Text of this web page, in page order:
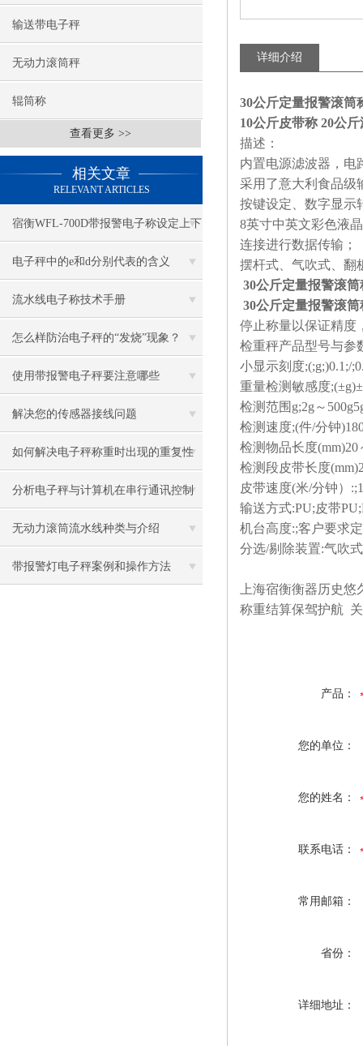
输送带电子秤
无动力滚筒秤
辊筒称
查看更多 >>
相关文章
RELEVANT ARTICLES
宿衡WFL-700D带报警电子称设定上下
限
电子秤中的e和d分别代表的含义
流水线电子称技术手册
怎么样防治电子秤的“发烧”现象？
使用带报警电子秤要注意哪些
解决您的传感器接线问题
如何解决电子秤称重时出现的重复性
误差
分析电子秤与计算机在串行通讯控制
中的运用
无动力滚筒流水线种类与介绍
带报警灯电子秤案例和操作方法
详细介绍
30公斤定量报警滚筒
10公斤皮带称 20公
描述：
内置电源滤波器，电
采用了意大利食品级
按键设定、数字显示
8英寸中英文彩色液
连接进行数据传输；
摆杆式、气吹式、翻
30公斤定量报警滚
30公斤定量报警滚
停止称量以保证精度
检重秤产品型号与参
小显示刻度;(;g;)0.1;/
重量检测敏感度
检测范围g;2g～
检测速度;(件/分钟
检测物品长度(mm)20
检测段皮带长度
皮带速度(米/分钟）
输送方式:PU;皮带
机台高度:;客户要求
分选/剔除装置:气吹
上海宿衡衡器历史
称重结算保驾护航
产品：
您的单位：
您的姓名：
联系电话：
常用邮箱：
省份：
详细地址：